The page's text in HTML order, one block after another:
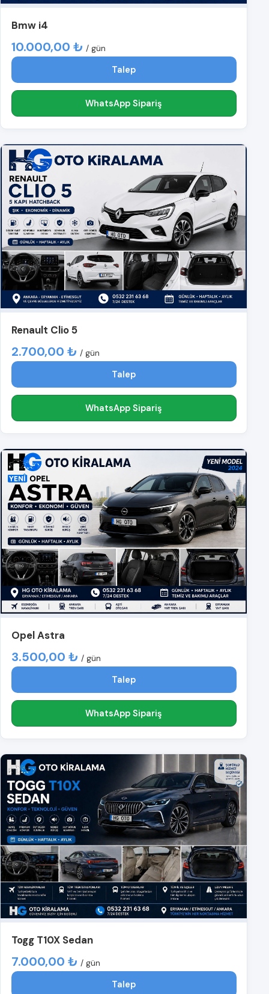
Bmw i4
10.000,00 ₺ / gün
Talep
WhatsApp Sipariş
Renault Clio 5
2.700,00 ₺ / gün
Talep
WhatsApp Sipariş
Opel Astra
3.500,00 ₺ / gün
Talep
WhatsApp Sipariş
Togg T10X Sedan
7.000,00 ₺ / gün
Talep